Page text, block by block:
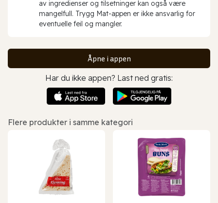
av ingredienser og tilsetninger kan også være
mangelfull. Trygg Mat-appen er ikke ansvarlig for
eventuelle feil og mangler.
Åpne i appen
Har du ikke appen? Last ned gratis:
Flere produkter i samme kategori